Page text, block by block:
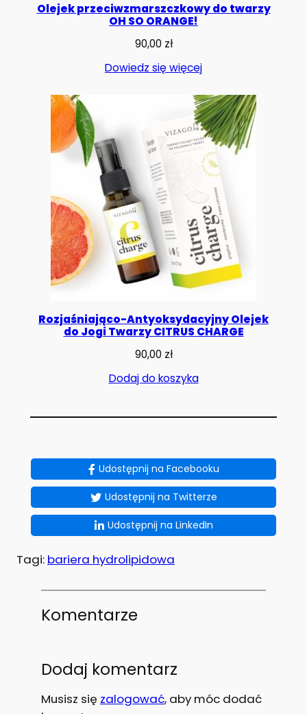
Olejek przeciwzmarszczkowy do twarzy
OH SO ORANGE!
90,00 zł
Dowiedz się więcej
Rozjaśniająco-Antyoksydacyjny Olejek
do Jogi Twarzy CITRUS CHARGE
90,00 zł
Dodaj do koszyka
Udostępnij na Facebooku
Udostępnij na Twitterze
Udostępnij na LinkedIn
Tagi: bariera hydrolipidowa
Komentarze
Dodaj komentarz
Musisz się zalogować, aby móc dodać